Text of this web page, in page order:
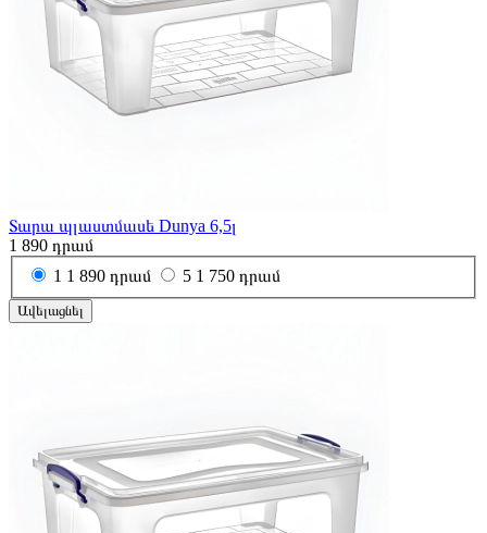
Տարա պլաստմասե Dunya 6,5լ
1 890 դրամ
1 1 890 դրամ 5 1 750 դրամ
Ավելացնել